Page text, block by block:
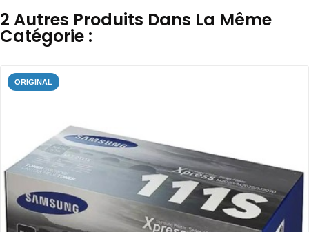
2 Autres Produits Dans La Même
Catégorie :
ORIGINAL